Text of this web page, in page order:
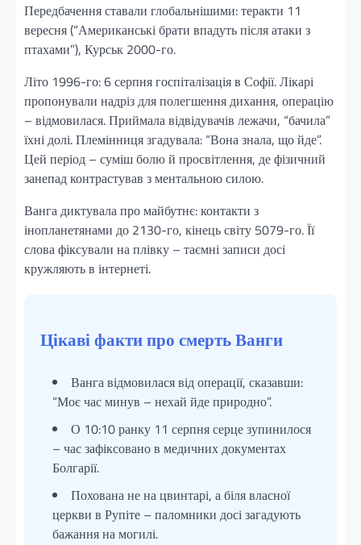
Передбачення ставали глобальнішими: теракти 11
вересня (“Американські брати впадуть після атаки з
птахами”), Курськ 2000-го.
Літо 1996-го: 6 серпня госпіталізація в Софії. Лікарі
пропонували надріз для полегшення дихання, операцію
– відмовилася. Приймала відвідувачів лежачи, “бачила”
їхні долі. Племінниця згадувала: “Вона знала, що йде”.
Цей період – суміш болю й просвітлення, де фізичний
занепад контрастував з ментальною силою.
Ванга диктувала про майбутнє: контакти з
інопланетянами до 2130-го, кінець світу 5079-го. Її
слова фіксували на плівку – таємні записи досі
кружляють в інтернеті.
Цікаві факти про смерть Ванги
Ванга відмовилася від операції, сказавши:
“Моє час минув – нехай йде природно”.
О 10:10 ранку 11 серпня серце зупинилося
– час зафіксовано в медичних документах
Болгарії.
Похована не на цвинтарі, а біля власної
церкви в Рупіте – паломники досі загадують
бажання на могилі.